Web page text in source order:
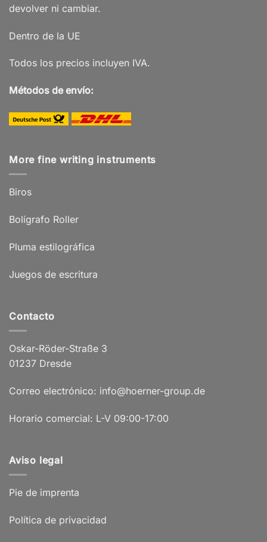
devolver ni cambiar.
Dentro de la UE
Todos los precios incluyen IVA.
Métodos de envío:
More fine writing instruments
Biros
Bolígrafo Roller
Pluma estilográfica
Juegos de escritura
Contacto
Oskar-Röder-Straße 3
01237 Dresde
Correo electrónico: info@hoerner-group.de
Horario comercial: L-V 09:00-17:00
Aviso legal
Pie de imprenta
Política de privacidad